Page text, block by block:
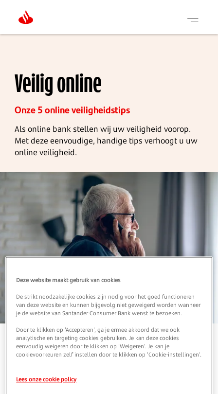
Veilig online
Onze 5 online veiligheidstips
Als online bank stellen wij uw veiligheid voorop.
Met deze eenvoudige, handige tips verhoogt u uw
online veiligheid.
1. Wees discreet, zowel online
als in het openbaar
Deze website maakt gebruik van cookies
De strikt noodzakelijke cookies zijn nodig voor het goed functioneren
van deze website en kunnen bijgevolg niet geweigerd worden wanneer
je de website van Santander Consumer Bank wenst te bezoeken.
Door te klikken op 'Accepteren', ga je ermee akkoord dat we ook
analytische en targeting cookies gebruiken. Je kan deze cookies
eenvoudig weigeren door te klikken op 'Weigeren'. Je kan je
cookievoorkeuren zelf instellen door te klikken op 'Cookie-instellingen'.
Lees onze cookie policy